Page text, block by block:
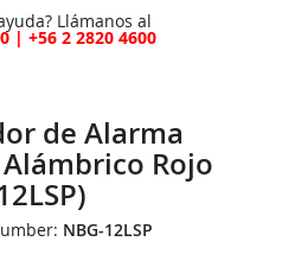
Llámanos al
| +56 2 2820 4600
de Alarma
Rojo
NBG-12LSP